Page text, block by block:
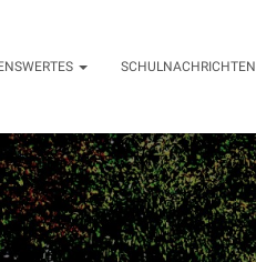
SCHULNACHRICHTEN